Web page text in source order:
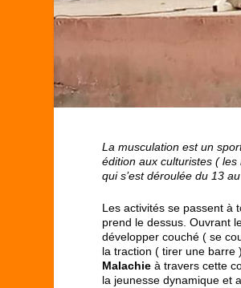
La musculation est un
édition aux culturistes (
qui s’est déroulée du 13
Les activités se passent à
prend le dessus. Ouvrant
développer couché ( se
la traction ( tirer une barre
Malachieà travers cette
la jeunesse dynamique et